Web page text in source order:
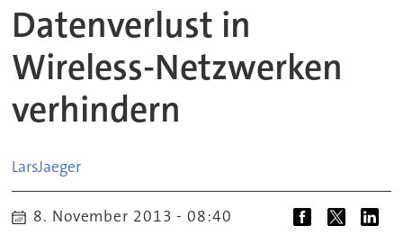
Datenverlust in
Wireless-Netzwerken
verhindern
LarsJaeger
8. November 2013 - 08:40